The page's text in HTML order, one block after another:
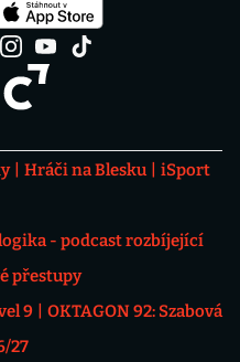
Hráči na Blesku
iSport
- podcast rozbíjející
přestupy
9
OKTAGON 92: Szabová
27